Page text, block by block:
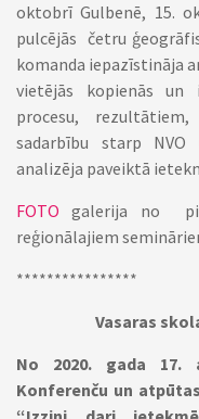
oktobrī Gulbenē, 15.
pulcējās četru
komanda iepazīstināja
vietējās kopienās un
procesu,
sadarbību starp
analizēja paveiktā
FOTO galerija no
reģionālajiem
****************
Vasaras
No 2020. gada 17.
Konferenču un